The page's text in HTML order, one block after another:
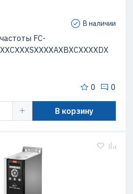
В наличии
FC-
0 0
В корзину